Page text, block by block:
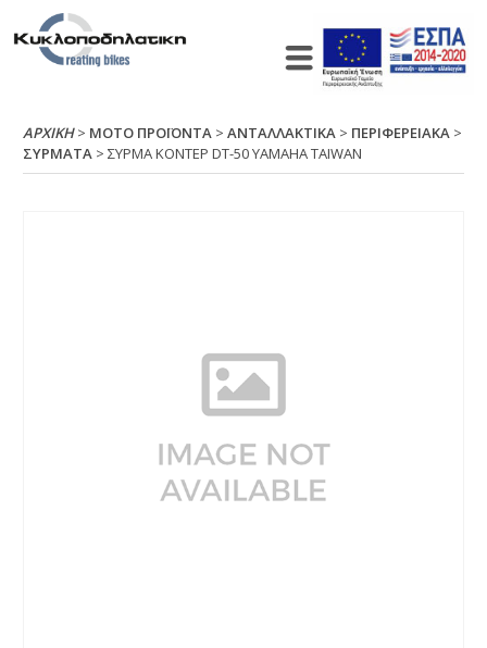
ΑΡΧΙΚΉ> ΜΟΤΟ ΠΡΟΪΟΝΤΑ >ΑΝΤΑΛΛΑΚΤΙΚΑ > ΠΕΡΙΦΕΡΕΙΑΚΑ >
ΣΥΡΜΑΤΑ > ΣΥΡΜΑ ΚΟΝΤΕΡ DΤ-50 ΥΑΜΑΗΑ ΤΑΙWΑΝ